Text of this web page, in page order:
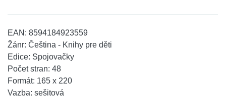
EAN: 8594184923559
Žánr: Čeština - Knihy pre děti
Edice: Spojovačky
Počet stran: 48
Formát: 165 x 220
Vazba: sešitová